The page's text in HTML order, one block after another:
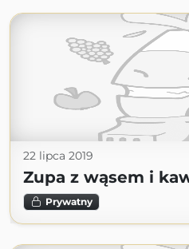
22 lipca 2019
Zupa z wąsem i
Prywatny